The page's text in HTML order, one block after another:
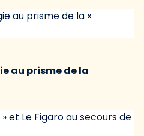
au prisme de la